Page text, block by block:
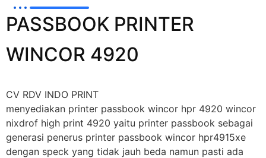
PASSBOOK PRINTER
WINCOR 4920
CV RDV INDO PRINT
menyediakan printer passbook wincor hpr 4920 wincor
nixdrof high print 4920 yaitu printer passbook sebagai
generasi penerus printer passbook wincor hpr4915xe
dengan speck yang tidak jauh beda namun pasti ada